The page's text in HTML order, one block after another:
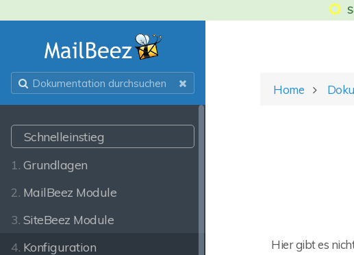
Schnelleinstieg
1. Grundlagen
2. MailBeez Module
3. SiteBeez Module
4. Konfiguration
Home
Hier gibt es